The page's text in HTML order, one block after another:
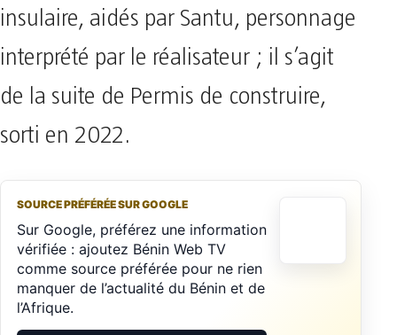
insulaire, aidés par Santu, personnage
interprété par le réalisateur ; il s’agit
de la suite de Permis de construire,
sorti en 2022.
SOURCE PRÉFÉRÉE SUR GOOGLE
Sur Google, préférez une information
vérifiée : ajoutez Bénin Web TV
comme source préférée pour ne rien
manquer de l’actualité du Bénin et de
l’Afrique.